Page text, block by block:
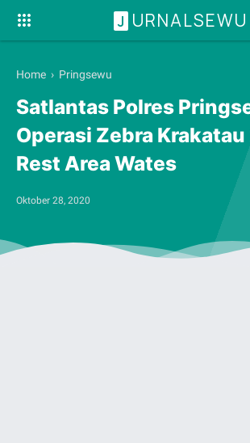
J URNALSEWU
Home › Pringsewu
Satlantas Polres
Operasi Zebra
Rest Area Wates
Oktober 28, 2020